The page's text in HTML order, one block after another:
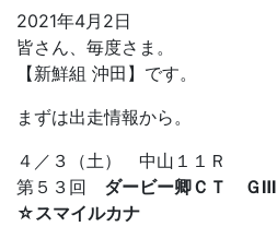
2021年4月2日
皆さん、毎度さま。
【新鮮組 沖田】です。
まずは出走情報から。
４／３（土） 中山１１Ｒ
第５３回 ダービー卿ＣＴ ＧⅢ
☆スマイルカナ